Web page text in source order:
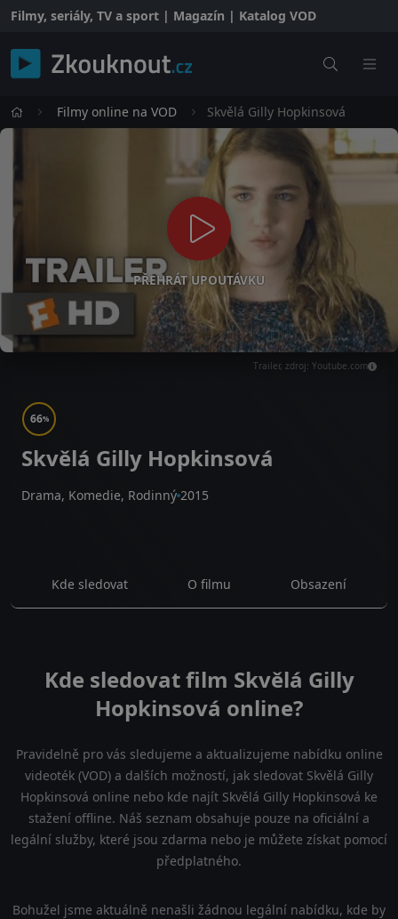
Filmy, seriály, TV a sport | Magazín | Katalog VOD
Filmy online na VOD Skvělá Gilly Hopkinsová
PŘEHRÁT UPOUTÁVKU
Trailer, zdroj: Youtube.com
66%
Skvělá Gilly Hopkinsová
Drama, Komedie, Rodinný 2015
Kde sledovat O filmu Obsazení
Kde sledovat film Skvělá Gilly
Hopkinsová online?
Pravidelně pro vás sledujeme a aktualizujeme nabídku online
videoték (VOD) a dalších možností, jak sledovat Skvělá Gilly
Hopkinsová online nebo kde najít Skvělá Gilly Hopkinsová ke
stažení offline. Náš seznam obsahuje pouze na oficiální a
legální služby, které jsou zdarma nebo je můžete získat pomocí
předplatného.
Bohužel jsme aktuálně nenašli žádnou legální nabídku, kde by